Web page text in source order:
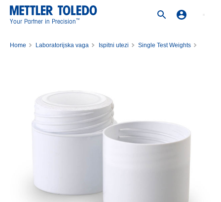
Your Partner in Precision™
Home Laboratorijska vaga Ispitni utezi
Single Test Weights